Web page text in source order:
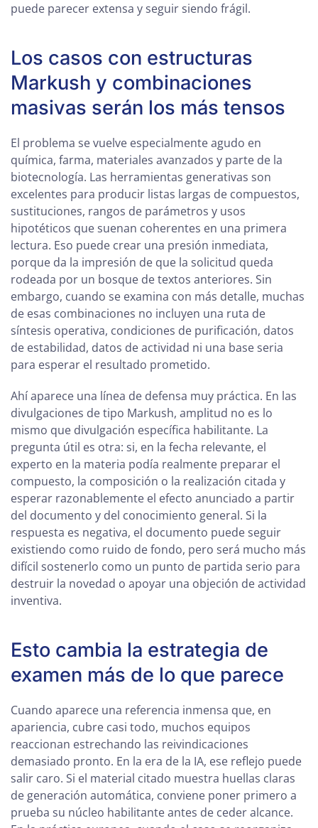
puede parecer extensa y seguir siendo frágil.
Los casos con estructuras
Markush y combinaciones
masivas serán los más tensos
El problema se vuelve especialmente agudo en
química, farma, materiales avanzados y parte de la
biotecnología. Las herramientas generativas son
excelentes para producir listas largas de compuestos,
sustituciones, rangos de parámetros y usos
hipotéticos que suenan coherentes en una primera
lectura. Eso puede crear una presión inmediata,
porque da la impresión de que la solicitud queda
rodeada por un bosque de textos anteriores. Sin
embargo, cuando se examina con más detalle, muchas
de esas combinaciones no incluyen una ruta de
síntesis operativa, condiciones de purificación, datos
de estabilidad, datos de actividad ni una base seria
para esperar el resultado prometido.
Ahí aparece una línea de defensa muy práctica. En las
divulgaciones de tipo Markush, amplitud no es lo
mismo que divulgación específica habilitante. La
pregunta útil es otra: si, en la fecha relevante, el
experto en la materia podía realmente preparar el
compuesto, la composición o la realización citada y
esperar razonablemente el efecto anunciado a partir
del documento y del conocimiento general. Si la
respuesta es negativa, el documento puede seguir
existiendo como ruido de fondo, pero será mucho más
difícil sostenerlo como un punto de partida serio para
destruir la novedad o apoyar una objeción de actividad
inventiva.
Esto cambia la estrategia de
examen más de lo que parece
Cuando aparece una referencia inmensa que, en
apariencia, cubre casi todo, muchos equipos
reaccionan estrechando las reivindicaciones
demasiado pronto. En la era de la IA, ese reflejo puede
salir caro. Si el material citado muestra huellas claras
de generación automática, conviene poner primero a
prueba su núcleo habilitante antes de ceder alcance.